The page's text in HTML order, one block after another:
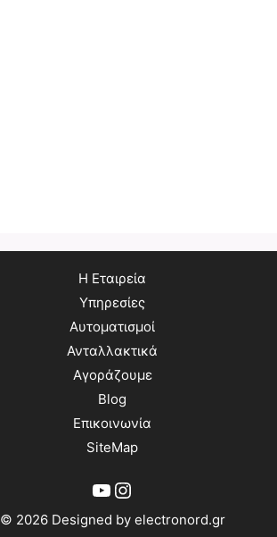
Η Εταιρεία
Υπηρεσίες
Αυτοματισμοί
Ανταλλακτικά
Αγοράζουμε
Blog
Επικοινωνία
SiteMap
YouTube
Instagram
© 2026 Designed by electronord.gr